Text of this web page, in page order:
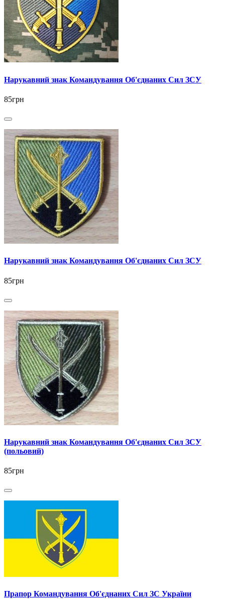
Нарукавний знак Командування Об'єднаних Сил ЗСУ
85грн
Нарукавний знак Командування Об'єднаних Сил ЗСУ
85грн
Нарукавний знак Командування Об'єднаних Сил ЗСУ
(польовий)
85грн
Прапор Командування Об'єднаних Сил ЗС України